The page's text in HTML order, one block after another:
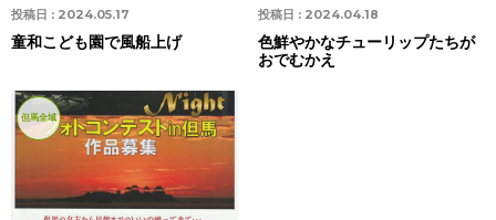
投稿日 : 2024.05.17
童和こども園で風船上げ
投稿日 : 2024.04.18
色鮮やかなチューリップたちが
おでむかえ
但馬全域